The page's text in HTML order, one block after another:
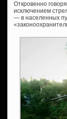
Откровенно
исключением
— в населенных